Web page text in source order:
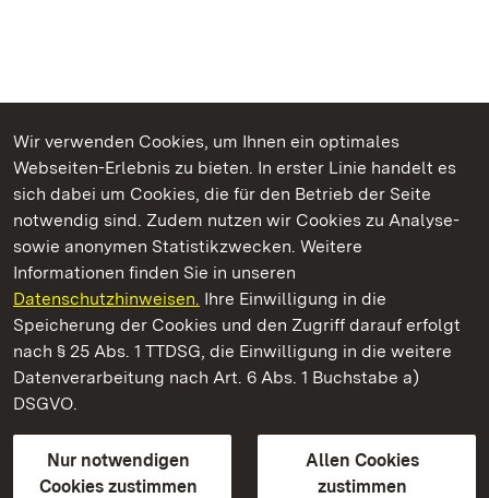
Wir verwenden Cookies, um Ihnen ein optimales
Webseiten-Erlebnis zu bieten. In erster Linie handelt es
sich dabei um Cookies, die für den Betrieb der Seite
notwendig sind. Zudem nutzen wir Cookies zu Analyse-
sowie anonymen Statistikzwecken. Weitere
Informationen finden Sie in unseren
Datenschutzhinweisen. Ihre Einwilligung in die
Speicherung der Cookies und den Zugriff darauf erfolgt
nach § 25 Abs. 1 TTDSG, die Einwilligung in die weitere
Datenverarbeitung nach Art. 6 Abs. 1 Buchstabe a)
DSGVO.
Nur notwendigen
Cookies zustimmen
Allen Cookies
zustimmen
Kommen. Staunen. Genießen.
Staatliche Schlösser und Gärten Baden‑Württemberg
Staatliche Schlösser und Gärten Baden-Württemberg
Kontakt
GebärdenspracheLeichte Sprache
Erklärung zur Barrierefreiheit
BITV-konform (geprüfte Seiten)